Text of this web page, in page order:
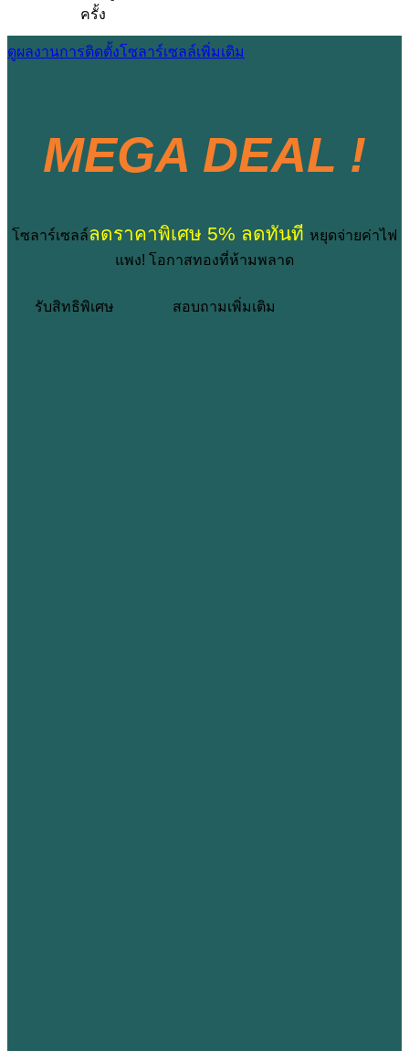
ครั้ง
ดูผลงานการติดตั้งโซลาร์เซลล์เพิ่มเติม
MEGA DEAL !
โซลาร์เซลล์ลดราคาพิเศษ 5% ลดทันที หยุดจ่ายค่าไฟ
แพง! โอกาสทองที่ห้ามพลาด
รับสิทธิพิเศษ สอบถามเพิ่มเติม